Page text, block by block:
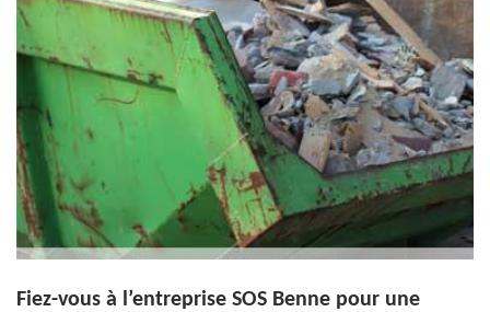
Fiez-vous à l’entreprise SOS Benne pour une